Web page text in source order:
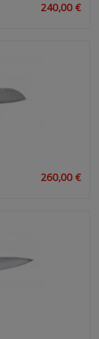
240,00 €
260,00 €